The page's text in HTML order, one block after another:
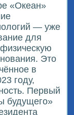
«Океан»
— уже
для
Это
в
году,
Первый
будущего»